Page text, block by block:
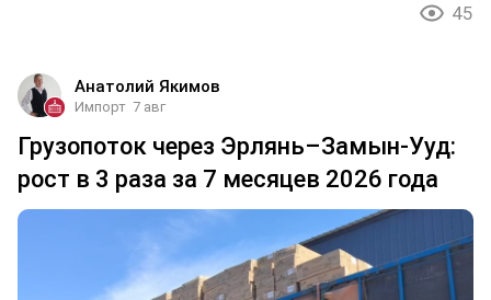
45
Анатолий Якимов
Импорт 7 авг
Грузопоток через Эрлянь–Замын-Ууд:
рост в 3 раза за 7 месяцев 2026 года